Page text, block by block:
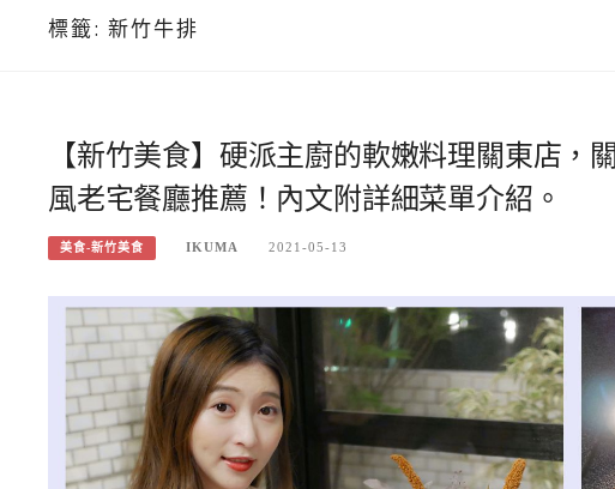
標籤: 新竹牛排
【新竹美食】硬派主廚的軟嫩料理關東店，
風老宅餐廳推薦！內文附詳細菜單介紹。
美食-新竹美食 IKUMA 2021-05-13